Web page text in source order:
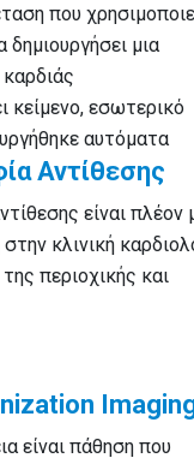
που
δημιουργήσει μια
Αντίθεσης
είναι πλέον
κλινική
περιοχικής και
είναι πάθηση που